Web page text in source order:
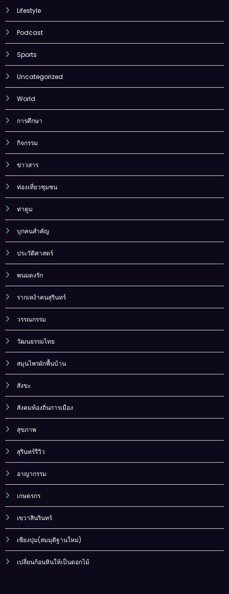
Lifestyle
Podcast
Sports
Uncategorized
World
การศึกษา
กิจกรรม
ข่าวสาร
ท่องเที่ยวชุมชน
ท่าตูม
บุกคนสำคัญ
ประวัติศาสตร์
พนมดงรัก
รากเหง้าคนสุรินทร์
วรรณกรรม
วัฒนธรรมไทย
สมุนไพรผักพื้นบ้าน
สังขะ
สังคมท้องถิ่นการเมือง
สุขภาพ
สุรินทร์รีวิว
อาญากรรม
เกษตรกร
เขวาสินรินทร์
เชียงปุม(สมมุติฐานใหม่)
เปลี่ยนก้อนหินให้เป็นดอกไม้